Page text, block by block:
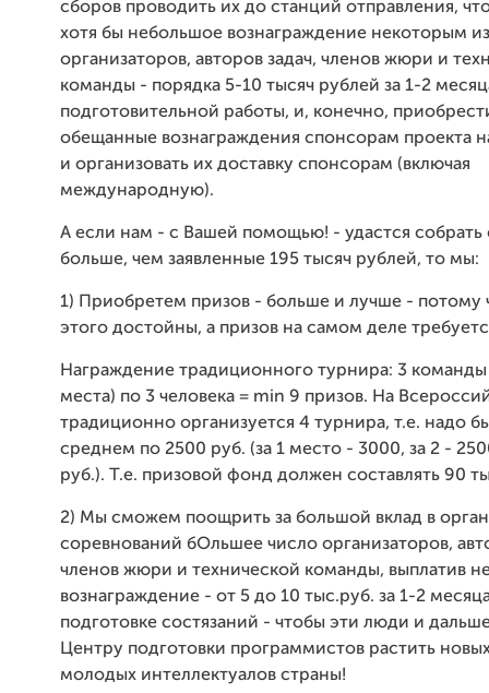
сборов проводить их до станций отправления,
хотя бы небольшое вознаграждение некоторым из
организаторов, авторов задач, членов жюри и
команды - порядка 5-10 тысяч рублей за 1-2
подготовительной работы, и, конечно,
обещанные вознаграждения спонсорам проекта
и организовать их доставку спонсорам (включая
международную).
А если нам - с Вашей помощью! - удастся собрать
больше, чем заявленные 195 тысяч рублей, то мы:
1) Приобретем призов - больше и лучше - потому
этого достойны, а призов на самом деле
Награждение традиционного турнира: 3 команды
места) по 3 человека = min 9 призов. На
традиционно организуется 4 турнира, т.е. надо
среднем по 2500 руб. (за 1 место - 3000, за 2 -
руб.). Т.е. призовой фонд должен составлять 90
2) Мы сможем поощрить за большой вклад в
соревнований бОльшее число организаторов,
членов жюри и технической команды, выплатив
вознаграждение - от 5 до 10 тыс.руб. за 1-2
подготовке состязаний - чтобы эти люди и
Центру подготовки программистов растить
молодых интеллектуалов страны!